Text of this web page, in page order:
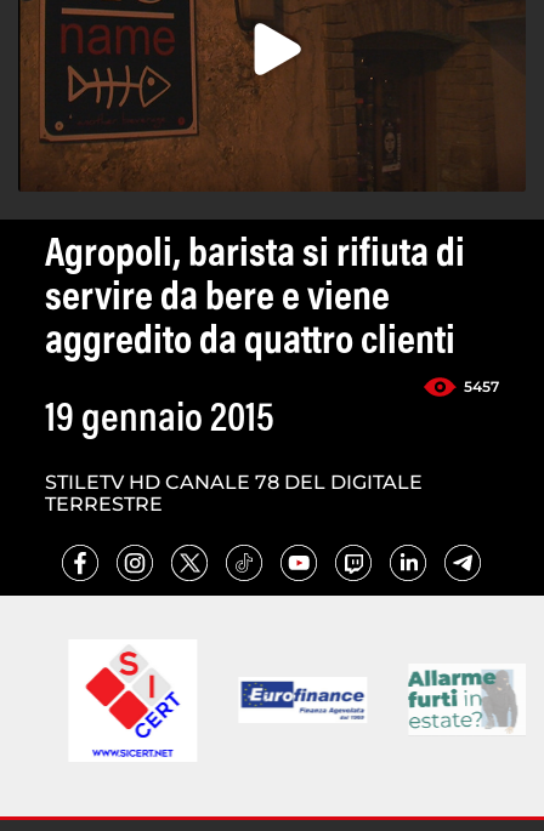
Agropoli, barista si rifiuta di
servire da bere e viene
aggredito da quattro clienti
5457
19 gennaio 2015
STILETV HD CANALE 78 DEL DIGITALE
TERRESTRE